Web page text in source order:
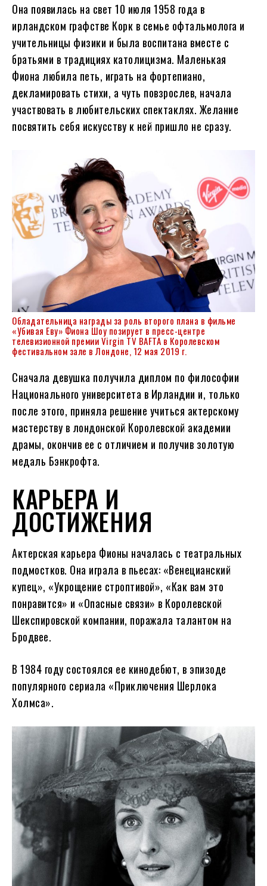
Она появилась на свет 10 июля 1958 года в
ирландском графстве Корк в семье офтальмолога и
учительницы физики и была воспитана вместе с
братьями в традициях католицизма. Маленькая
Фиона любила петь, играть на фортепиано,
декламировать стихи, а чуть повзрослев, начала
участвовать в любительских спектаклях. Желание
посвятить себя искусству к ней пришло не сразу.
Обладательница награды за роль второго плана в фильме
«Убивая Еву» Фиона Шоу позирует в пресс-центре
телевизионной премии Virgin TV BAFTA в Королевском
фестивальном зале в Лондоне, 12 мая 2019 г.
Сначала девушка получила диплом по философии
Национального университета в Ирландии и, только
после этого, приняла решение учиться актерскому
мастерству в лондонской Королевской академии
драмы, окончив ее с отличием и получив золотую
медаль Бэнкрофта.
КАРЬЕРА И
ДОСТИЖЕНИЯ
Актерская карьера Фионы началась с театральных
подмостков. Она играла в пьесах: «Венецианский
купец», «Укрощение строптивой», «Как вам это
понравится» и «Опасные связи» в Королевской
Шекспировской компании, поражала талантом на
Бродвее.
В 1984 году состоялся ее кинодебют, в эпизоде
популярного сериала «Приключения Шерлока
Холмса».